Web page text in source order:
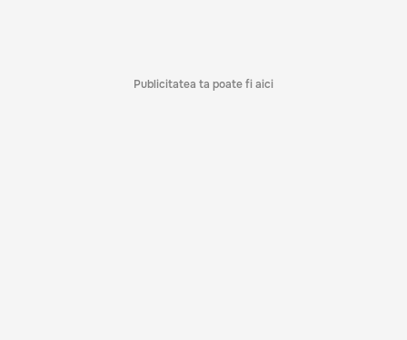
Publicitatea ta poate fi aici